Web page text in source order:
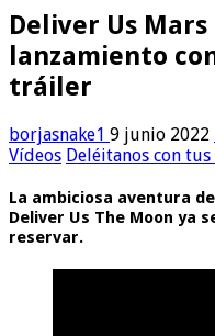
Deliver Us
lanzamiento
tráiler
borjasnake1 9 junio 2022
Vídeos Deléitanos con
La ambiciosa aventura
Deliver Us The Moon ya
reservar.